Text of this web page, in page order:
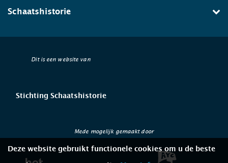
Schaatshistorie
Dit is een website van
Stichting Schaatshistorie
Mede mogelijk gemaakt door
Deze website gebruikt functionele cookies om u de beste